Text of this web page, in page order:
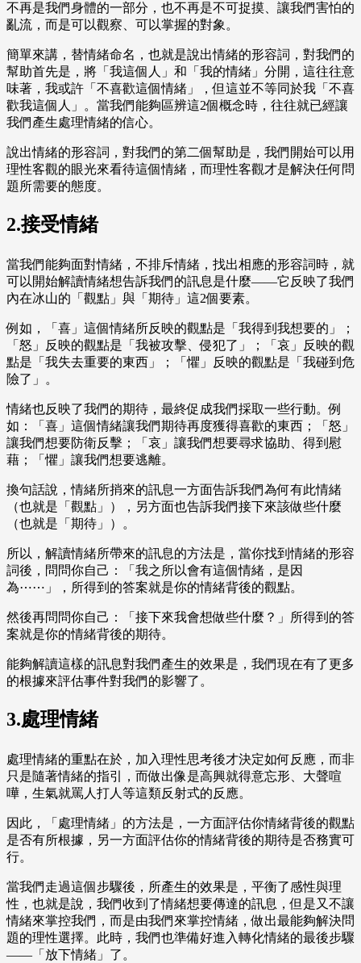
不再是我們身體的一部分，也不再是不可捉摸、讓我們害怕的
亂流，而是可以觀察、可以掌握的對象。
簡單來講，替情緒命名，也就是說出情緒的形容詞，對我們的
幫助首先是，將「我這個人」和「我的情緒」分開，這往往意
味著，我或許「不喜歡這個情緒」，但這並不等同於我「不喜
歡我這個人」。當我們能夠區辨這2個概念時，往往就已經讓
我們產生處理情緒的信心。
說出情緒的形容詞，對我們的第二個幫助是，我們開始可以用
理性客觀的眼光來看待這個情緒，而理性客觀才是解決任何問
題所需要的態度。
2.接受情緒
當我們能夠面對情緒，不排斥情緒，找出相應的形容詞時，就
可以開始解讀情緒想告訴我們的訊息是什麼——它反映了我們
內在冰山的「觀點」與「期待」這2個要素。
例如，「喜」這個情緒所反映的觀點是「我得到我想要的」；
「怒」反映的觀點是「我被攻擊、侵犯了」；「哀」反映的觀
點是「我失去重要的東西」；「懼」反映的觀點是「我碰到危
險了」。
情緒也反映了我們的期待，最終促成我們採取一些行動。例
如：「喜」這個情緒讓我們期待再度獲得喜歡的東西；「怒」
讓我們想要防衛反擊；「哀」讓我們想要尋求協助、得到慰
藉；「懼」讓我們想要逃離。
換句話說，情緒所捎來的訊息一方面告訴我們為何有此情緒
（也就是「觀點」），另方面也告訴我們接下來該做些什麼
（也就是「期待」）。
所以，解讀情緒所帶來的訊息的方法是，當你找到情緒的形容
詞後，問問你自己：「我之所以會有這個情緒，是因
為⋯⋯」，所得到的答案就是你的情緒背後的觀點。
然後再問問你自己：「接下來我會想做些什麼？」所得到的答
案就是你的情緒背後的期待。
能夠解讀這樣的訊息對我們產生的效果是，我們現在有了更多
的根據來評估事件對我們的影響了。
3.處理情緒
處理情緒的重點在於，加入理性思考後才決定如何反應，而非
只是隨著情緒的指引，而做出像是高興就得意忘形、大聲喧
嘩，生氣就罵人打人等這類反射式的反應。
因此，「處理情緒」的方法是，一方面評估你情緒背後的觀點
是否有所根據，另一方面評估你的情緒背後的期待是否務實可
行。
當我們走過這個步驟後，所產生的效果是，平衡了感性與理
性，也就是說，我們收到了情緒想要傳達的訊息，但是又不讓
情緒來掌控我們，而是由我們來掌控情緒，做出最能夠解決問
題的理性選擇。此時，我們也準備好進入轉化情緒的最後步驟
——「放下情緒」了。